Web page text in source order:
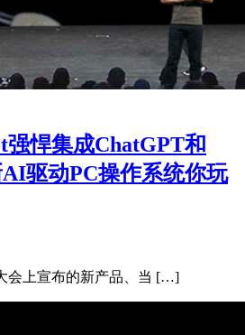
悍集成ChatGPT和
驱动PC操作系统你玩
会上宣布的新产品、当 […]